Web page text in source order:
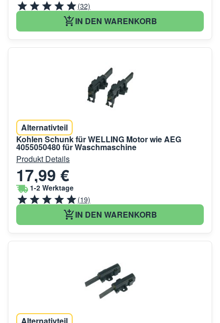
(32)
IN DEN WARENKORB
Alternativteil
Kohlen Schunk für WELLING Motor wie AEG
4055050480 für Waschmaschine
Produkt Details
17,99 €
1-2 Werktage
(19)
IN DEN WARENKORB
Alternativteil